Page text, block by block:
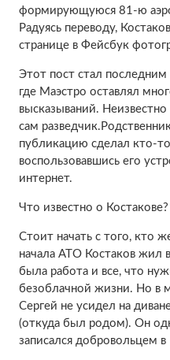
формирующуюся 81-ю
Радуясь переводу,
странице в Фейсбук
Этот пост стал последним
где Маэстро оставлял
высказываний.
сам
публикацию сделал кто-
воспользовавшись его
интернет.
Что известно о Костакове?
Стоит начать с того, кто
начала АТО Костаков жил
была работа и все, что
безоблачной жизни. Но в
Сергей не усидел на
(откуда был родом). Он
записался добровольцем в